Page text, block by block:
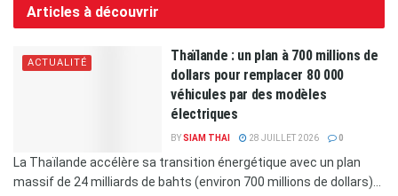
Articles à découvrir
ACTUALITÉ
Thaïlande : un plan à 700 millions de
dollars pour remplacer 80 000
véhicules par des modèles
électriques
BYSIAM THAI 28 JUILLET 2026 0
La Thaïlande accélère sa transition énergétique avec un plan
massif de 24 milliards de bahts (environ 700 millions de dollars)...